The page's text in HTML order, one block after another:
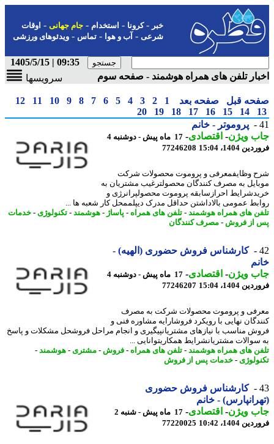
-کرونا-استخدام- جام جهانی-اوقات
شرعی-آب و هوا-تماس-ویدئوهای ورزشی
09:35 | 1405/5/15
تلفن های همراه هوشمند - صفحه سوم
سرویسها
قبل صفحه بعد 1
2
3
4
5
6
7
8
9
10
11
12
14
15
16
17
18
19
20
پروموتر - خانم
ویژن-اقتصادی-
17 ماه پیش - دوشنبه 4
1404، 15:04
77246208
وظایفمعرفی و پروموت محصولات شرکت
به مصرف کنندگان محصولترغیب مشتریان به
احرازسابقه پروموت محصولپرانرژی و
عمومی بالاداشتن حداقل مدرک دیپلممحل کار شعبه ها ...
های همراه هوشمند-تلفن های همراه- پاساژ-هوشمند-تکنولوژی-خدمات
از فروش -مصرف کنندگان
کارشناس فروش حضوری (الهیه) -
ویژن-اقتصادی-
17 ماه پیش - دوشنبه 4
1404، 15:04
77246207
و پروموت محصولات شرکت به مصرف
نهایی با رویکرد فروشارایه مشاوره فنی و
مناسب با نیازهای مشتریانپیگیری و انجام مراحل فروشحل مشکلات و پاسخ
مشتریانشرایط همکاریتوانایی ...
های همراه هوشمند-تلفن های همراه- فروش -مشتری- هوشمند-
-خدمات پس از فروش
کارشناس فروش حضوری
- خانم
ویژن-اقتصادی-
17 ماه پیش - شنبه 2
1404، 10:42
77220025